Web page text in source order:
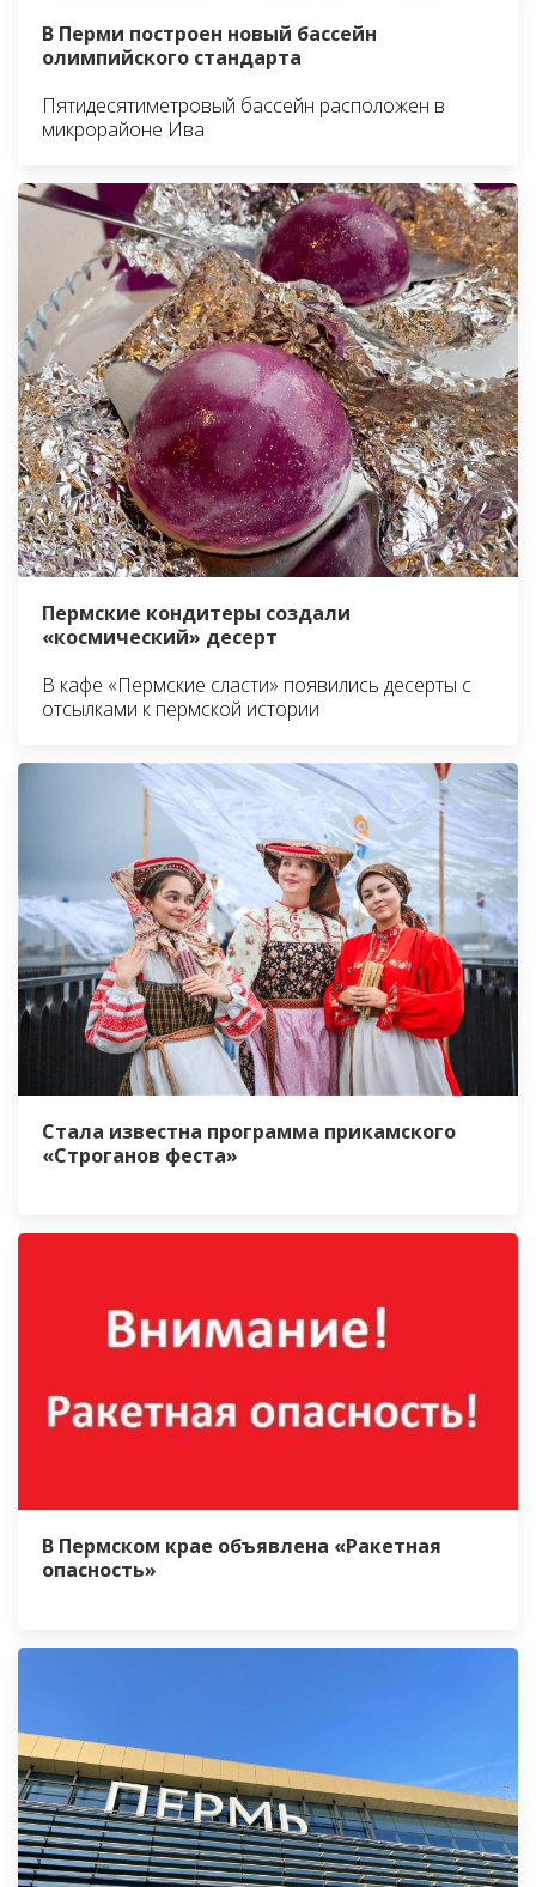
В Перми построен новый бассейн
олимпийского стандарта
Пятидесятиметровый бассейн расположен в
микрорайоне Ива
Пермские кондитеры создали
«космический» десерт
В кафе «Пермские сласти» появились десерты с
отсылками к пермской истории
Стала известна программа прикамского
«Строганов феста»
В Пермском крае объявлена «Ракетная
опасность»